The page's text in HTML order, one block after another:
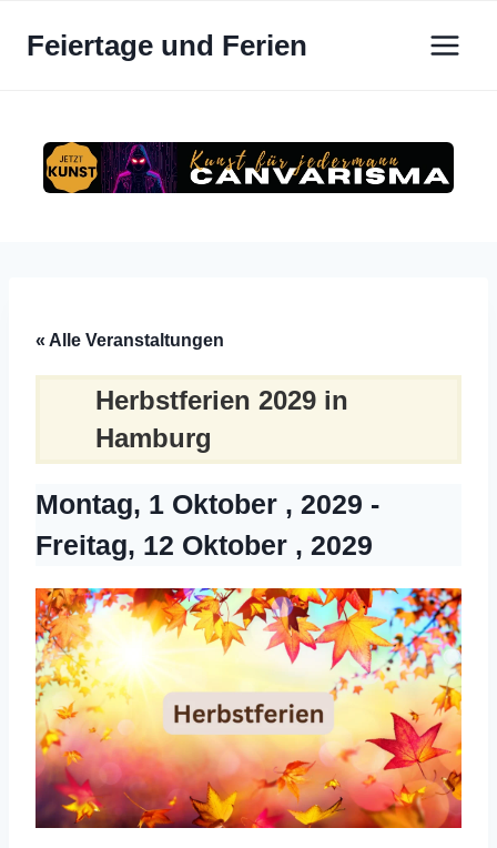
InhaltFeiertage und Ferien
« Alle Veranstaltungen
Herbstferien 2029 in
Hamburg
Montag, 1 Oktober , 2029 -
Freitag, 12 Oktober , 2029